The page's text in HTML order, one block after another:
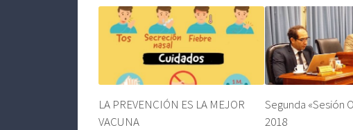
LA PREVENCIÓN ES LA MEJOR
VACUNA
Segunda «Sesión
2018